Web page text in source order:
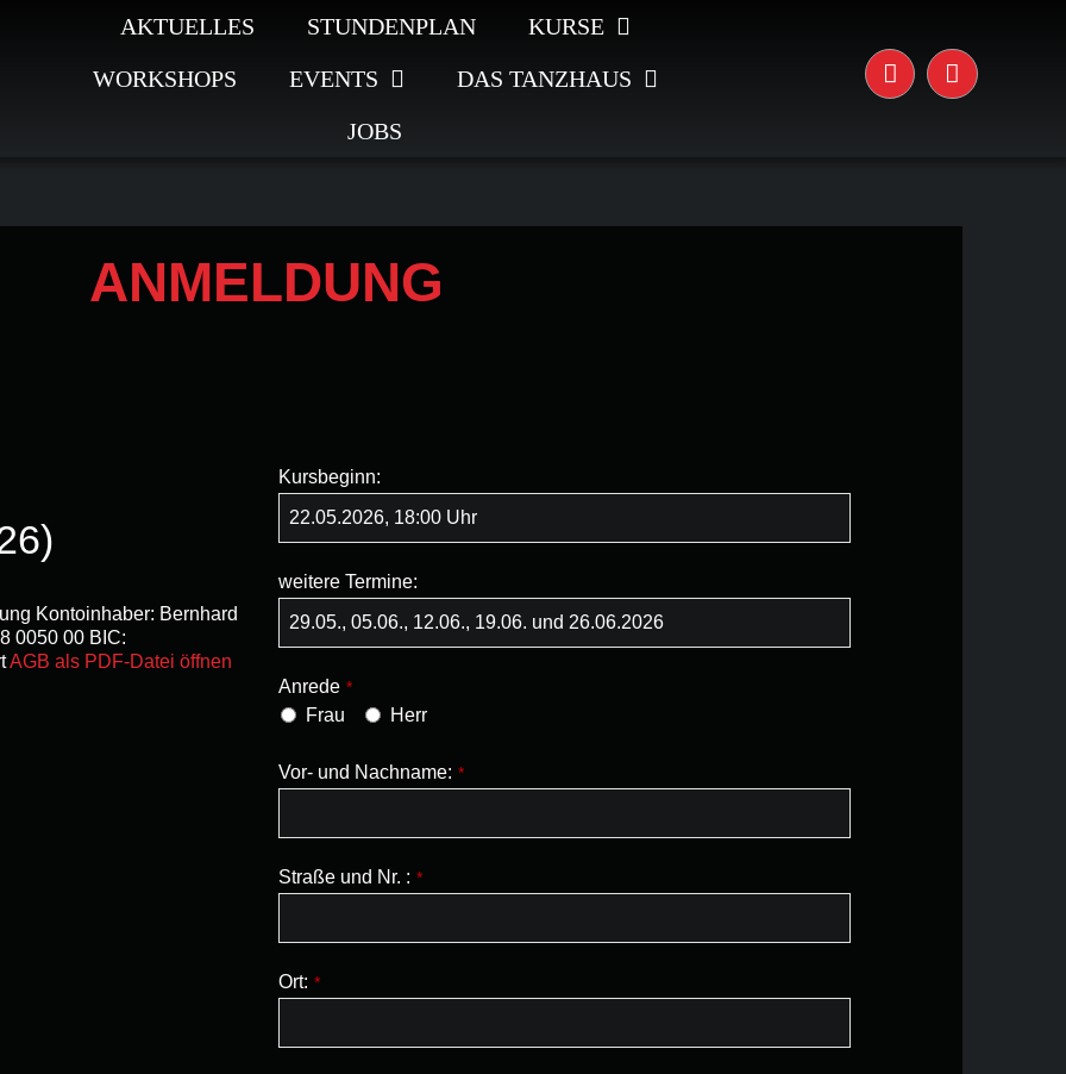
AKTUELLES STUNDENPLAN
KURSE
WORKSHOPS
EVENTS
DAS TANZHAUS
JOBS
ANMELDUNG
Kontoinhaber: Bernhard
0050 00 BIC:
AGB als PDF-Datei öffnen
Kursbeginn:
weitere Termine:
Anrede *
Frau Herr
Vor- und Nachname: *
Straße und Nr. : *
Ort: *